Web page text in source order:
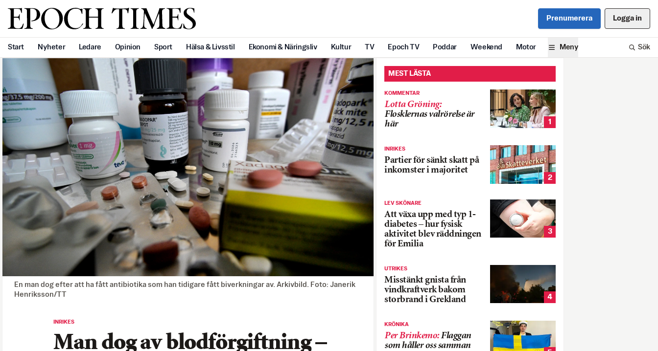
Svenska Epoch Times Prenumerera Logga in
Start Nyheter Ledare Opinion Sport Hälsa & Livsstil Ekonomi & Näringsliv Kultur TV Epoch TV Poddar Weekend Motor Meny Sök
En man dog efter att ha fått antibiotika som han tidigare fått biverkningar av. Arkivbild. Foto: Janerik
Henriksson/TT
INRIKES
Man dog av blodförgiftning –
MEST LÄSTA
KOMMENTAR
Lotta Gröning:
Flosklernas valrörelse är
här
1
INRIKES
Partier för sänkt skatt på
inkomster i majoritet
2
LEV SKÖNARE
Att växa upp med typ 1-
diabetes – hur fysisk
aktivitet blev räddningen
för Emilia
3
UTRIKES
Misstänkt gnista från
vindkraftverk bakom
storbrand i Grekland
4
KRÖNIKA
Per Brinkemo:Flaggan
som håller oss samman